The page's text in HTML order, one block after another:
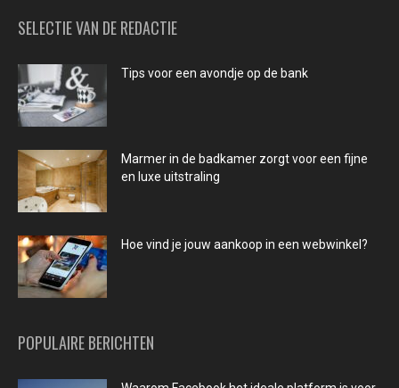
SELECTIE VAN DE REDACTIE
Tips voor een avondje op de bank
Marmer in de badkamer zorgt voor een fijne
en luxe uitstraling
Hoe vind je jouw aankoop in een webwinkel?
POPULAIRE BERICHTEN